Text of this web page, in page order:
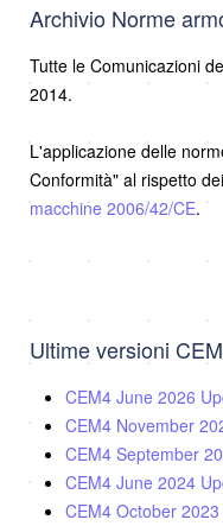
Archivio Norme
Tutte le Comunicazioni
2014.
L'applicazione delle
Conformità" al rispetto
macchine 2006/42/CE.
Ultime versioni
CEM4 June 2026
CEM4 November
CEM4 September
CEM4 June 2024
CEM4 October